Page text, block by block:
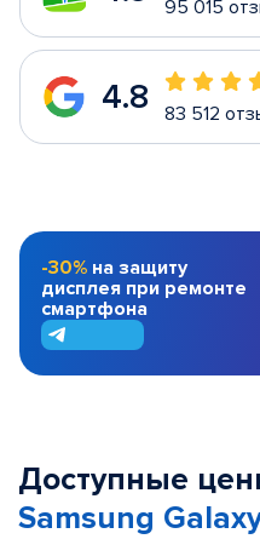
95 015
4.8 83 512
-30% на защиту
дисплея при ремонте
смартфона
Доступные
Samsung